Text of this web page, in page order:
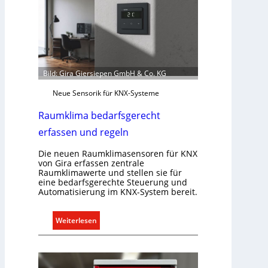
m
i
k
a
i
o
m
i
t
S
t
m
Bild: Gira Giersiepen GmbH & Co. KG
Neue Sensorik für KNX-Systeme
Raumklima bedarfsgerecht
erfassen und regeln
Die neuen Raumklimasensoren für KNX
von Gira erfassen zentrale
Raumklimawerte und stellen sie für
eine bedarfsgerechte Steuerung und
Automatisierung im KNX-System bereit.
Weiterlesen
R
u